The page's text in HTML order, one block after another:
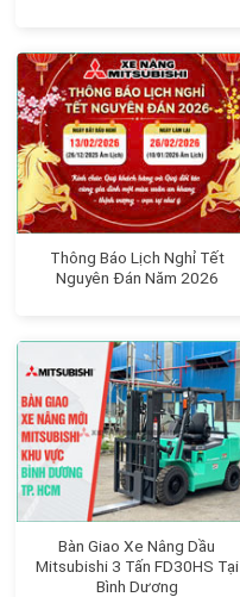
Thông Báo Lịch Nghỉ Tết
Nguyên Đán Năm 2026
Bàn Giao Xe Nâng Dầu
Mitsubishi 3 Tấn FD30HS Tại
Bình Dương